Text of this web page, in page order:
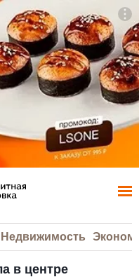
Недвижимость
в центре